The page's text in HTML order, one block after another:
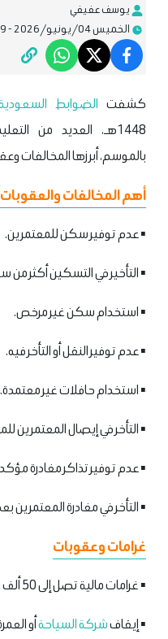
يوسف عفيفي
الخميس 04/يونيو/2026 - 09:39 ص
كشفت الضوابط
1448هـ، العديد من
بالموسم، أبرزها المخالفات
أهم المخالفات والعقوبات
▪️ عدم توفير سكن للمعتمرين.
▪️ التأخير في التسكين أكثر من
▪️ استخدام سكن غير مرخص.
▪️ عدم توفير النقل أو التأخر فيه.
▪️ استخدام حافلات غير معتمدة.
▪️ التأخر في إيصال المعتمرين
▪️ عدم توفير تذاكر مغادرة
▪️ التأخر في مغادرة المعتمرين
غرامات وعقوبات
▪️ غرامات مالية تصل إلى 50 ألف ريال.
▪️ إيقافشركة السياحةأو